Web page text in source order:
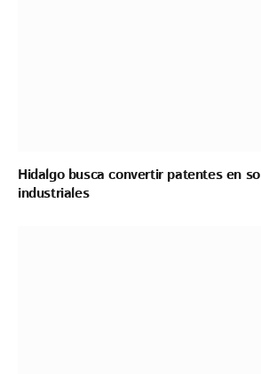
Hidalgo busca convertir patentes en
industriales